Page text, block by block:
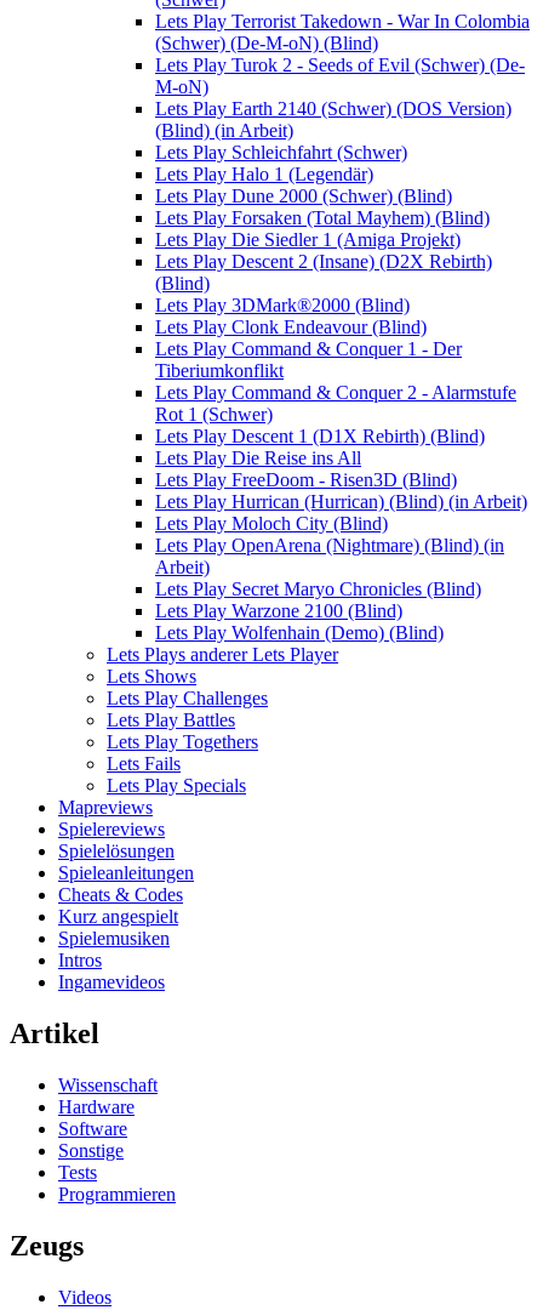
Lets Play Terrorist Takedown - War In Colombia
(Schwer) (De-M-oN) (Blind)
Lets Play Turok 2 - Seeds of Evil (Schwer) (De-
M-oN)
Lets Play Earth 2140 (Schwer) (DOS Version)
(Blind) (in Arbeit)
Lets Play Schleichfahrt (Schwer)
Lets Play Halo 1 (Legendär)
Lets Play Dune 2000 (Schwer) (Blind)
Lets Play Forsaken (Total Mayhem) (Blind)
Lets Play Die Siedler 1 (Amiga Projekt)
Lets Play Descent 2 (Insane) (D2X Rebirth)
(Blind)
Lets Play 3DMark®2000 (Blind)
Lets Play Clonk Endeavour (Blind)
Lets Play Command & Conquer 1 - Der
Tiberiumkonflikt
Lets Play Command & Conquer 2 - Alarmstufe
Rot 1 (Schwer)
Lets Play Descent 1 (D1X Rebirth) (Blind)
Lets Play Die Reise ins All
Lets Play FreeDoom - Risen3D (Blind)
Lets Play Hurrican (Hurrican) (Blind) (in Arbeit)
Lets Play Moloch City (Blind)
Lets Play OpenArena (Nightmare) (Blind) (in
Arbeit)
Lets Play Secret Maryo Chronicles (Blind)
Lets Play Warzone 2100 (Blind)
Lets Play Wolfenhain (Demo) (Blind)
Lets Plays anderer Lets Player
Lets Shows
Lets Play Challenges
Lets Play Battles
Lets Play Togethers
Lets Fails
Lets Play Specials
Mapreviews
Spielereviews
Spielelösungen
Spieleanleitungen
Cheats & Codes
Kurz angespielt
Spielemusiken
Intros
Ingamevideos
Artikel
Wissenschaft
Hardware
Software
Sonstige
Tests
Programmieren
Zeugs
Videos